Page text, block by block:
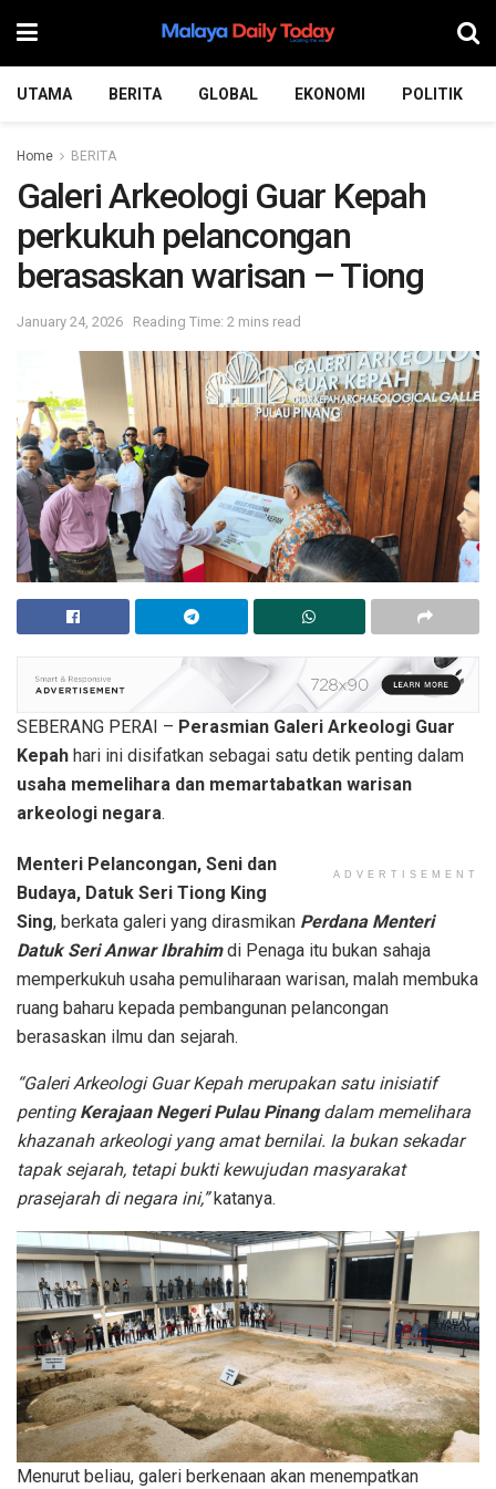
UTAMA BERITA GLOBAL EKONOMI POLITIK
Home BERITA
Galeri Arkeologi Guar Kepah
perkukuh pelancongan
berasaskan warisan – Tiong
January 24, 2026 Reading Time: 2 mins read
SEBERANG PERAI – Perasmian Galeri Arkeologi Guar
Kepah hari ini disifatkan sebagai satu detik penting dalam
usaha memelihara dan memartabatkan warisan
arkeologi negara.
ADVERTISEMENT
Menteri Pelancongan, Seni dan
Budaya, Datuk Seri Tiong King
Sing, berkata galeri yang dirasmikan Perdana Menteri
Datuk Seri Anwar Ibrahimdi Penaga itu bukan sahaja
memperkukuh usaha pemuliharaan warisan, malah membuka
ruang baharu kepada pembangunan pelancongan
berasaskan ilmu dan sejarah.
“Galeri Arkeologi Guar Kepah merupakan satu inisiatif
penting Kerajaan Negeri Pulau Pinangdalam memelihara
khazanah arkeologi yang amat bernilai. Ia bukan sekadar
tapak sejarah, tetapi bukti kewujudan masyarakat
prasejarah di negara ini,”katanya.
Menurut beliau, galeri berkenaan akan menempatkan